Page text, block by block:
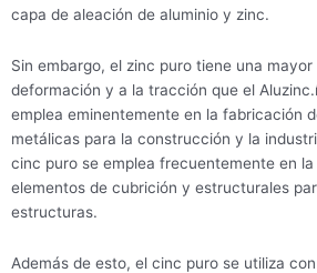
capa de aleación de aluminio y zinc.
Sin embargo, el zinc puro tiene una
deformación y a la tracción que el
emplea eminentemente en la fabricación
metálicas para la construcción y la
cinc puro se emplea frecuentemente en
elementos de cubrición y estructurales
estructuras.
Además de esto, el cinc puro se utiliza